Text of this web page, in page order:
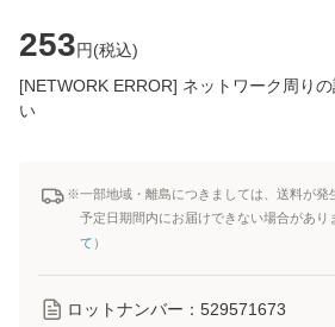
253円(税込)
[NETWORK ERROR] ネットワーク周り
い
※一部地域・離島につきましては、送料が発
予定日期間内にお届けできない場合があり
て ）
ロットナンバー： 529571673